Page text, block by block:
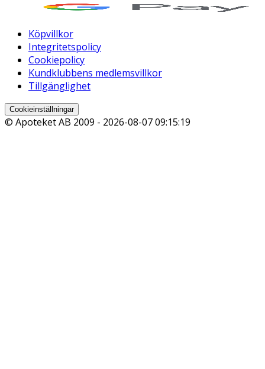
Köpvillkor
Integritetspolicy
Cookiepolicy
Kundklubbens medlemsvillkor
Tillgänglighet
Cookieinställningar
© Apoteket AB 2009 - 2026-08-07 09:15:19